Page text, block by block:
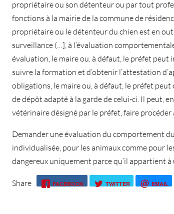
propriétaire ou son détenteur ou par tout
fonctions à la mairie de la commune de
propriétaire ou le détenteur du chien est en
surveillance (…], à l’évaluation
évaluation, le maire ou, à défaut, le préfet
suivre la formation et d’obtenir l’attestation
obligations, le maire ou, à défaut, le préfet
de dépôt adapté à la garde de celui-ci. Il peut,
vétérinaire désigné par le préfet, faire procéder
Demander une évaluation du comportement
individualisée, pour les animaux comme pour
dangereux uniquement parce qu’il appartient à
Share FACEBOOK TWITTER EMAIL